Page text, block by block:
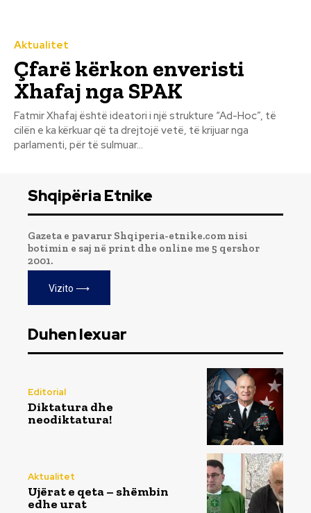
Aktualitet
Çfarë kërkon enveristi
Xhafaj nga SPAK
Fatmir Xhafaj është ideatori i një strukture “Ad-Hoc”, të
cilën e ka kërkuar që ta drejtojë vetë, të krijuar nga
parlamenti, për të sulmuar...
Shqipëria Etnike
Gazeta e pavarur Shqiperia-etnike.com nisi
botimin e saj në print dhe online me 5 qershor
2001.
Vizito ⟶
Duhen lexuar
Editorial
Diktatura dhe
neodiktatura!
Aktualitet
Ujërat e qeta – shëmbin
edhe urat